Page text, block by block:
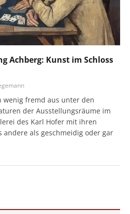
Achberg: Kunst im Schloss
wenig fremd aus unter den
der Ausstellungsräume im
des Karl Hofer mit ihren
andere als geschmeidig oder gar